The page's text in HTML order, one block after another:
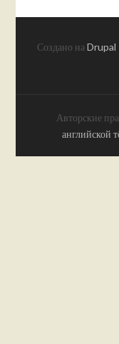
Создано наDrupal
Авторские
английской